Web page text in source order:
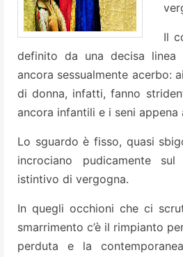
Il
definito da una decisa linea
ancora sessualmente acerbo:
di donna, infatti, fanno
ancora infantili e i seni appena
Lo sguardo è fisso, quasi
incrociano pudicamente
istintivo di vergogna.
In quegli occhioni che ci
smarrimento c’è il rimpianto
perduta e la